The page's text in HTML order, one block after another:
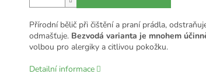
Přírodní bělič při čištění a praní prádla,
odmašťuje. Bezvodá varianta je mnohem
volbou pro alergiky a citlivou pokožku.
Detailní informace